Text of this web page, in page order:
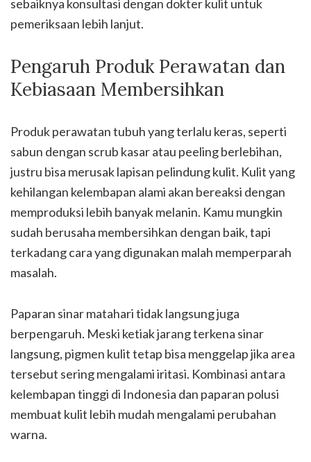
sebaiknya konsultasi dengan dokter kulit untuk
pemeriksaan lebih lanjut.
Pengaruh Produk Perawatan dan
Kebiasaan Membersihkan
Produk perawatan tubuh yang terlalu keras, seperti
sabun dengan scrub kasar atau peeling berlebihan,
justru bisa merusak lapisan pelindung kulit. Kulit yang
kehilangan kelembapan alami akan bereaksi dengan
memproduksi lebih banyak melanin. Kamu mungkin
sudah berusaha membersihkan dengan baik, tapi
terkadang cara yang digunakan malah memperparah
masalah.
Paparan sinar matahari tidak langsung juga
berpengaruh. Meski ketiak jarang terkena sinar
langsung, pigmen kulit tetap bisa menggelap jika area
tersebut sering mengalami iritasi. Kombinasi antara
kelembapan tinggi di Indonesia dan paparan polusi
membuat kulit lebih mudah mengalami perubahan
warna.